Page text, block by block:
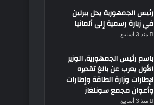
رئيس الجمهورية يحل ببرلين
في زيارة رسمية إلى ألمانيا
منذ 3 أسابيع
باسم رئيس الجمهورية, الوزير
الأول يعرب عن بالغ تقديره
لإطارات وزارة الطاقة وإطارات
وأعوان مجمع سونلغاز
منذ 3 أسابيع